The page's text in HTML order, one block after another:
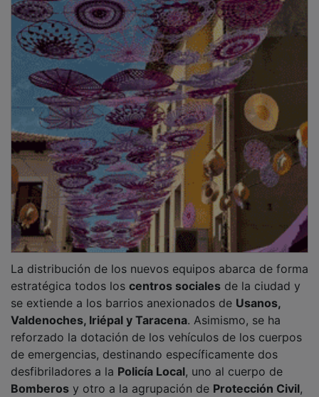
estratégica todos los centros socialesde la ciudad y
se extiende a los barrios anexionados deUsanos,
Valdenoches, Iriépal y Taracena. Asimismo, se ha
reforzado la dotación de los vehículos de los cuerpos
de emergencias, destinando específicamente dos
desfibriladores a laPolicía Local, uno al cuerpo de
Bomberosy otro a la agrupación de Protección Civil